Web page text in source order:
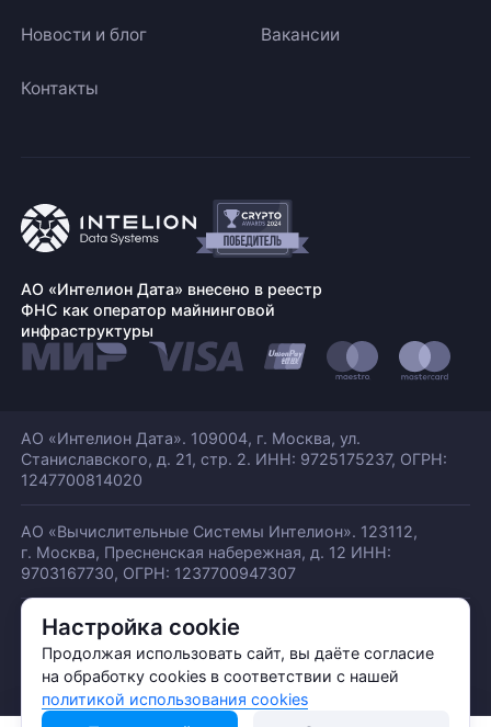
Настройка cookie
Продолжая использовать сайт, вы даёте согласие
на обработку cookies в соответствии с нашей
политикой использования cookies
Новости и блог Вакансии
Контакты
АО «Интелион Дата» внесено в реестр
ФНС как оператор майнинговой
инфраструктуры
АО «Интелион Дата». 109004, г. Москва, ул.
Станиславского, д. 21, стр. 2. ИНН: 9725175237, ОГРН:
1247700814020
АО «Вычислительные Системы Интелион». 123112,
г. Москва, Пресненская набережная, д. 12 ИНН:
9703167730, ОГРН: 1237700947307
© АО «ИНТЕЛИОН ДАТА» 2026
Политика обработки ПДн
Политика конфиденциальности
Политика использования куки